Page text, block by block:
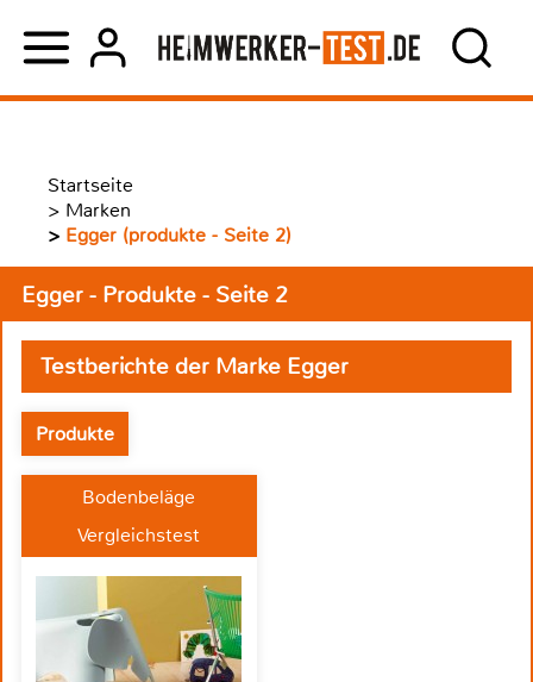
Startseite
> Marken
> Egger (produkte - Seite 2)
Egger - Produkte - Seite 2
Testberichte der Marke Egger
Produkte
Bodenbeläge
Vergleichstest